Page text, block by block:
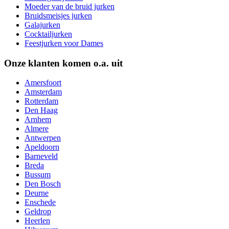
Moeder van de bruid jurken
Bruidsmeisjes jurken
Galajurken
Cocktailjurken
Feestjurken voor Dames
Onze klanten komen o.a. uit
Amersfoort
Amsterdam
Rotterdam
Den Haag
Arnhem
Almere
Antwerpen
Apeldoorn
Barneveld
Breda
Bussum
Den Bosch
Deurne
Enschede
Geldrop
Heerlen